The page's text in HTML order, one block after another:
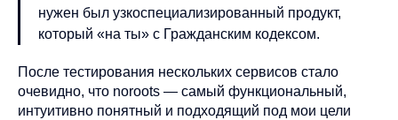
нужен был узкоспециализированный продукт,
который «на ты» с Гражданским кодексом.
После тестирования нескольких сервисов стало
очевидно, что noroots — самый функциональный,
интуитивно понятный и подходящий под мои цели